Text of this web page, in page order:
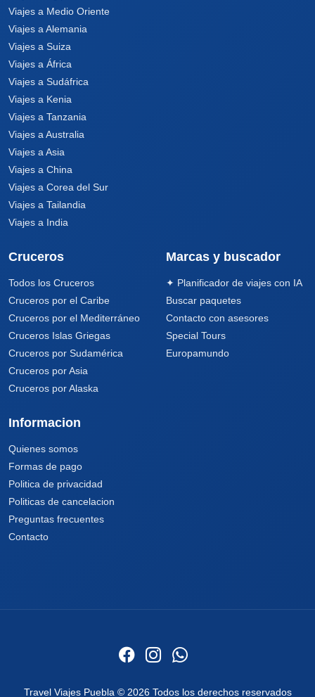
Viajes a Medio Oriente
Viajes a Alemania
Viajes a Suiza
Viajes a África
Viajes a Sudáfrica
Viajes a Kenia
Viajes a Tanzania
Viajes a Australia
Viajes a Asia
Viajes a China
Viajes a Corea del Sur
Viajes a Tailandia
Viajes a India
Cruceros
Todos los Cruceros
Cruceros por el Caribe
Cruceros por el Mediterráneo
Cruceros Islas Griegas
Cruceros por Sudamérica
Cruceros por Asia
Cruceros por Alaska
Marcas y buscador
✦ Planificador de viajes con IA
Buscar paquetes
Contacto con asesores
Special Tours
Europamundo
Informacion
Quienes somos
Formas de pago
Politica de privacidad
Politicas de cancelacion
Preguntas frecuentes
Contacto
Travel Viajes Puebla © 2026 Todos los derechos reservados